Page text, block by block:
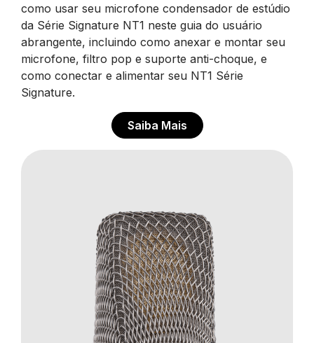
como usar seu microfone condensador de estúdio
da Série Signature NT1 neste guia do usuário
abrangente, incluindo como anexar e montar seu
microfone, filtro pop e suporte anti-choque, e
como conectar e alimentar seu NT1 Série
Signature.
Saiba Mais